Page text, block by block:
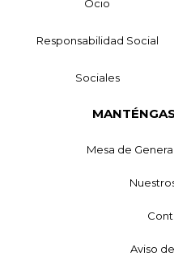
Ocio
Responsabilidad Social
Sociales
Mesa de
Aviso